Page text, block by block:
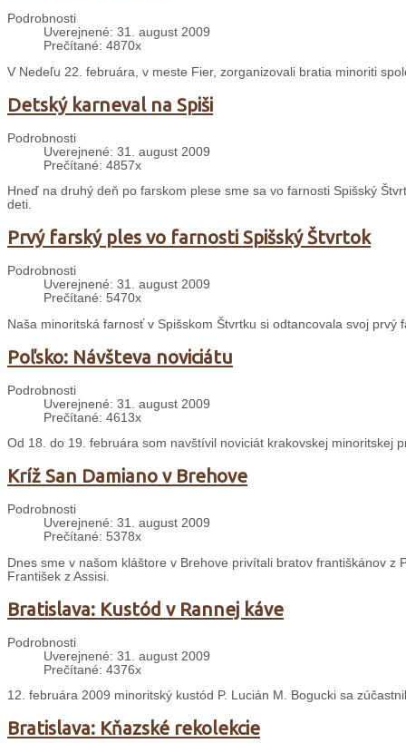
Podrobnosti
Uverejnené: 31. august 2009
Prečítané: 4870x
V Nedeľu 22. februára, v meste Fier, zorganizovali bratia minoriti
Detský karneval na Spiši
Podrobnosti
Uverejnené: 31. august 2009
Prečítané: 4857x
Hneď na druhý deň po farskom plese sme sa vo farnosti Spišský
deti.
Prvý farský ples vo farnosti Spišský Štvrtok
Podrobnosti
Uverejnené: 31. august 2009
Prečítané: 5470x
Naša minoritská farnosť v Spišskom Štvrtku si odtancovala svoj
Poľsko: Návšteva noviciátu
Podrobnosti
Uverejnené: 31. august 2009
Prečítané: 4613x
Od 18. do 19. februára som navštívil noviciát krakovskej minoritskej
Kríž San Damiano v Brehove
Podrobnosti
Uverejnené: 31. august 2009
Prečítané: 5378x
Dnes sme v našom kláštore v Brehove privítali bratov františkánov
František z Assisi.
Bratislava: Kustód v Rannej káve
Podrobnosti
Uverejnené: 31. august 2009
Prečítané: 4376x
12. februára 2009 minoritský kustód P. Lucián M. Bogucki sa
Bratislava: Kňazské rekolekcie